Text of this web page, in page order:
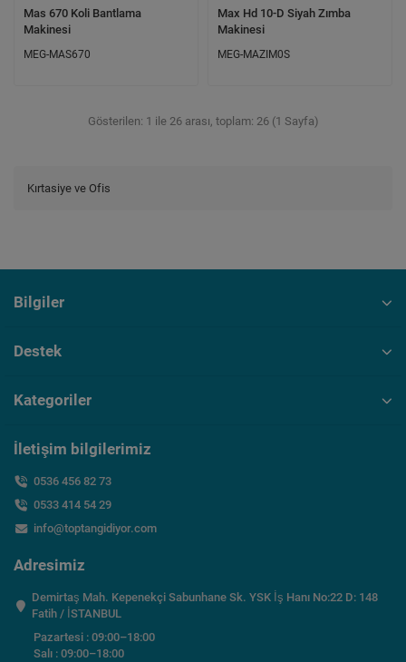
Mas 670 Koli Bantlama
Makinesi
MEG-MAS670
Max Hd 10-D Siyah Zımba
Makinesi
MEG-MAZIM0S
Gösterilen: 1 ile 26 arası, toplam: 26 (1 Sayfa)
Kırtasiye ve Ofis
Bilgiler
Destek
Kategoriler
İletişim bilgilerimiz
0536 456 82 73
0533 414 54 29
info@toptangidiyor.com
Adresimiz
Demirtaş Mah. Kepenekçi Sabunhane Sk. YSK İş Hanı No:22 D: 148
Fatih / İSTANBUL
Pazartesi : 09:00–18:00
Salı : 09:00–18:00